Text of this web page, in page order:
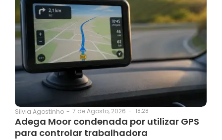
Silvia Agostinho - 7 de Agosto, 2026 - 18:28
Adega Moor condenada por utilizar GPS
para controlar trabalhadora